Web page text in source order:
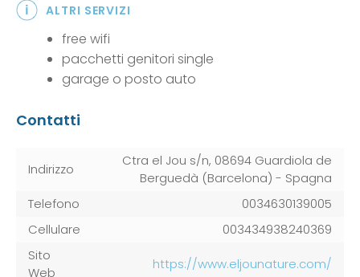
ALTRI SERVIZI
free wifi
pacchetti genitori single
garage o posto auto
Contatti
Indirizzo
Ctra el Jou s/n, 08694 Guardiola de
Berguedà (Barcelona) - Spagna
Telefono
0034630139005
Cellulare
003434938240369
Sito
Web
https://www.eljounature.com/